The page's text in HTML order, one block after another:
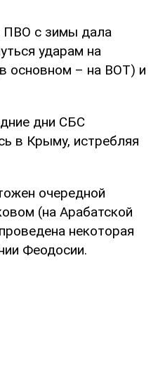
ПВО с зимы дала
ударам на
основном – на ВОТ) и
дни СБС
в Крыму, истребляя
очередной
(на Арабатской
некоторая
Феодосии.